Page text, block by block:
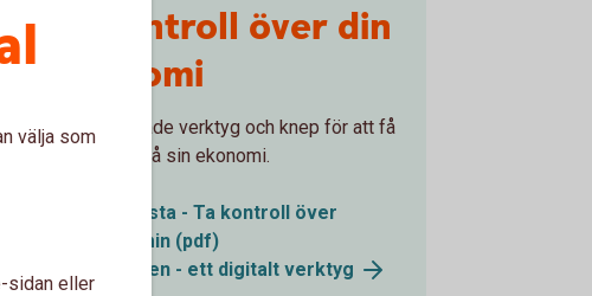
Ta kontroll över din
ekonomi
Det finns både verktyg och knep för att få
bättre koll på sin ekonomi.
Checklista - Ta kontroll över
ekonomin (pdf)
Utgiftskollen - ett digitaltverktyg
välja som
sidan eller